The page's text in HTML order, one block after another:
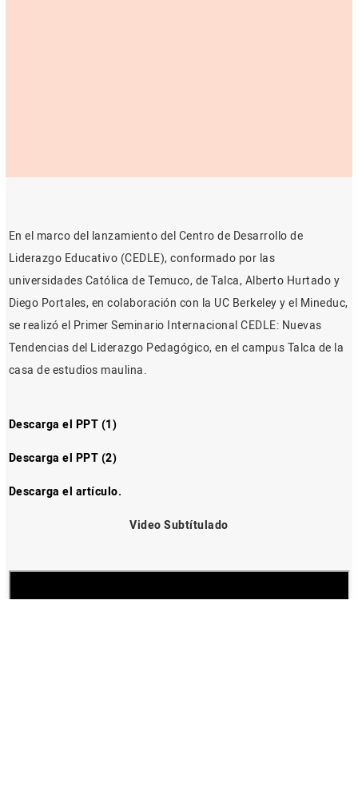
En el marco del lanzamiento del Centro de Desarrollo de
Liderazgo Educativo (CEDLE), conformado por las
universidades Católica de Temuco, de Talca, Alberto Hurtado y
Diego Portales, en colaboración con la UC Berkeley y el Mineduc,
se realizó el Primer Seminario Internacional CEDLE: Nuevas
Tendencias del Liderazgo Pedagógico, en el campus Talca de la
casa de estudios maulina.
Descarga el PPT (1)
Descarga el PPT (2)
Descarga el artículo.
Video Subtítulado